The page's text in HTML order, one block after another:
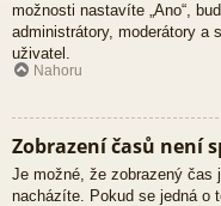
možnosti nastavíte „Ano“,
administrátory, moderátory a
uživatel.
Nahoru
Zobrazení časů není
Je možné, že zobrazený čas
nacházíte. Pokud se jedná o